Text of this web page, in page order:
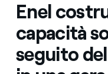
Enel
capacità
seguito